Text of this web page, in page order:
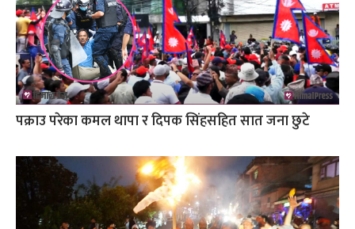
पक्राउ परेका कमल थापा र दिपक सिंहसहित सात जना छुटे